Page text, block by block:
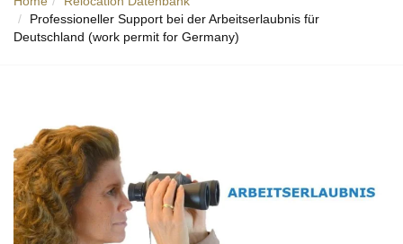
Professioneller Support bei der Arbeitserlaubnis für
Deutschland (work permit for Germany)